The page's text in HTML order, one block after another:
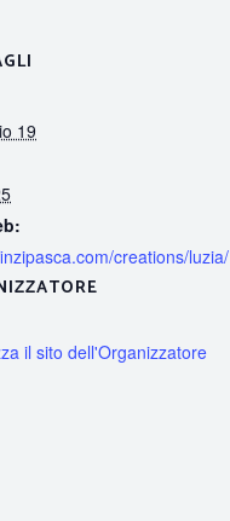
19
creations/luzia/
il sito dell'Organizzatore